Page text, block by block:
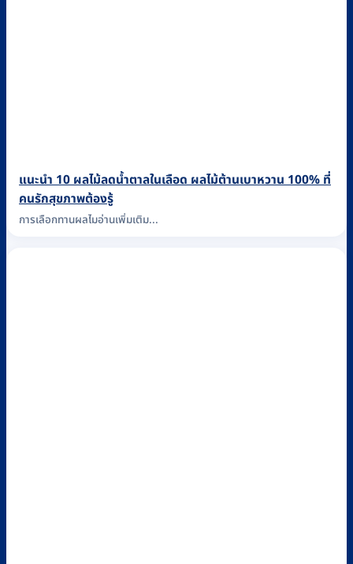
แนะนำ 10 ผลไม้ลดน้ำตาลในเลือด ผลไม้ต้านเบาหวาน 100% ที่
คนรักสุขภาพต้องรู้
การเลือกทานผลไมอ่านเพิ่มเติม...